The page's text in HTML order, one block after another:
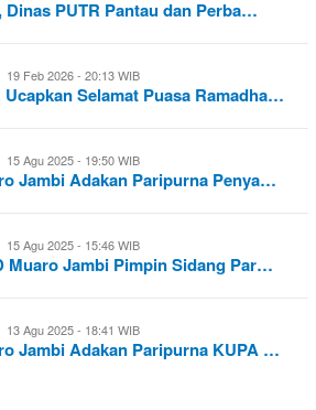
Dinas PUTR Pantau dan Perba…
19 Feb 2026 - 20:13 WIB
Ucapkan Selamat Puasa Ramadha…
15 Agu 2025 - 19:50 WIB
Jambi Adakan Paripurna Penya…
15 Agu 2025 - 15:46 WIB
Muaro Jambi Pimpin Sidang Par…
13 Agu 2025 - 18:41 WIB
Jambi Adakan Paripurna KUPA …